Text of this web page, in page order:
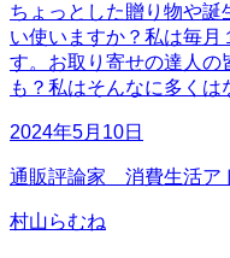
ちょっとした贈り物や誕
い使いますか？私は毎月
す。お取り寄せの達人の
も？私はそんなに多くは
2024年5月10日
通販評論家 消費生活ア
村山らむね